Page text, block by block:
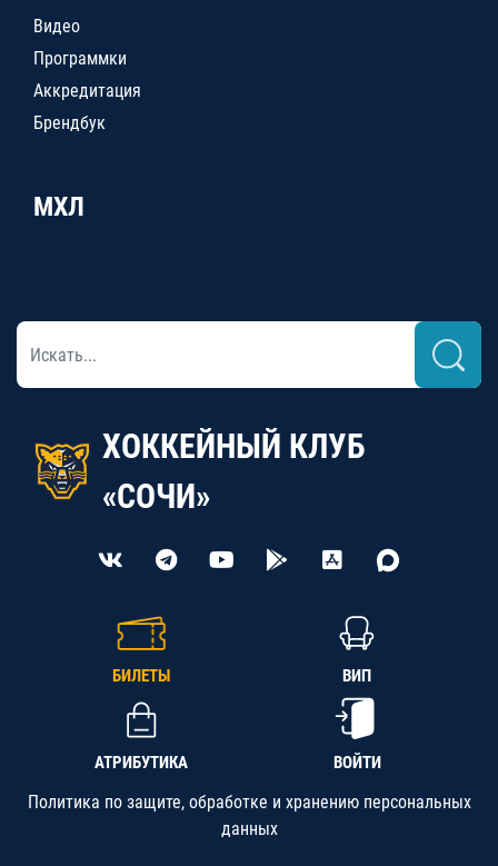
Видео
Программки
Аккредитация
Брендбук
МХЛ
ХОККЕЙНЫЙ КЛУБ
«СОЧИ»
БИЛЕТЫ ВИП
АТРИБУТИКА ВОЙТИ
Политика по защите, обработке и хранению персональных
данных